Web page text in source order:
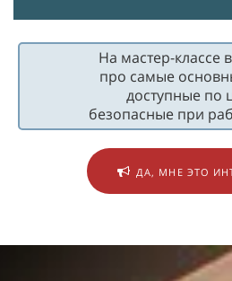
На мастер-классе
про самые
доступные по
безопасные при
ДА, МНЕ ЭТО